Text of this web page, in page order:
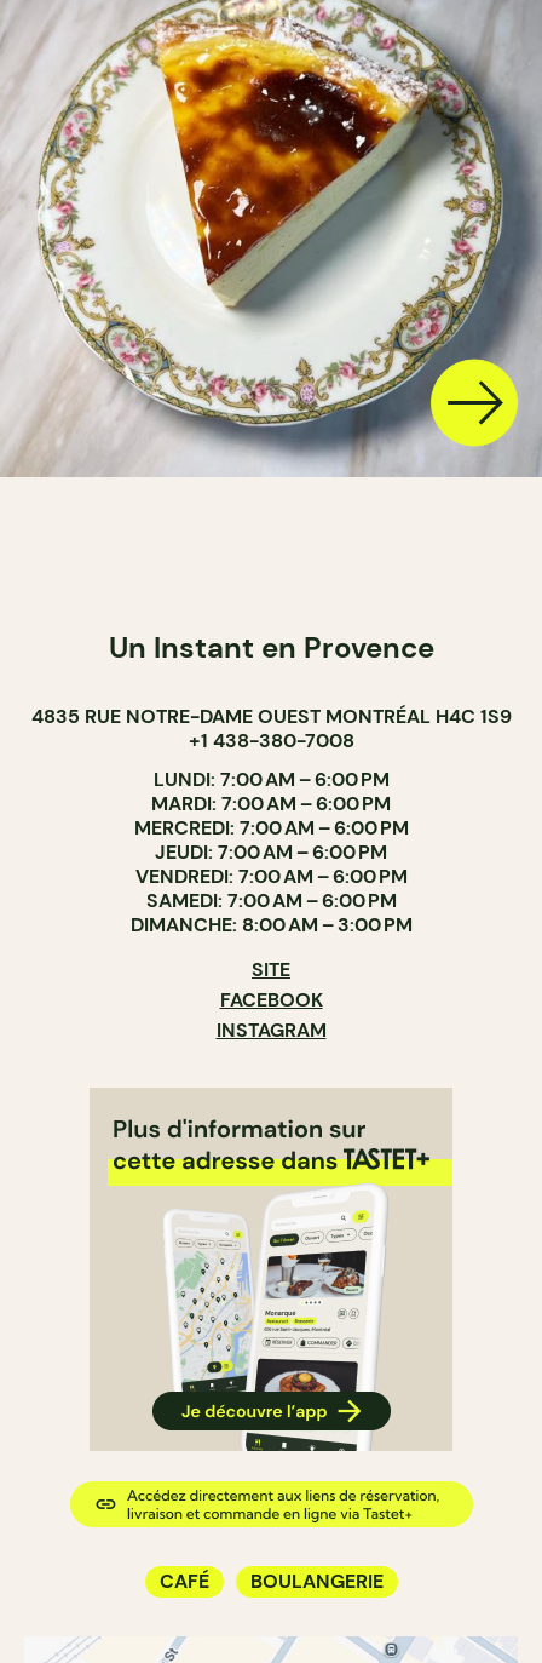
Un Instant en Provence
4835 RUE NOTRE-DAME OUEST MONTRÉAL H4C 1S9
+1 438-380-7008
LUNDI: 7:00 AM – 6:00 PM
MARDI: 7:00 AM – 6:00 PM
MERCREDI: 7:00 AM – 6:00 PM
JEUDI: 7:00 AM – 6:00 PM
VENDREDI: 7:00 AM – 6:00 PM
SAMEDI: 7:00 AM – 6:00 PM
DIMANCHE: 8:00 AM – 3:00 PM
SITE
FACEBOOK
INSTAGRAM
CAFÉ BOULANGERIE